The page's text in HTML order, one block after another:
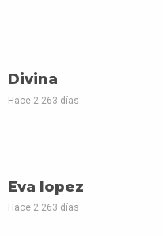
Divina
Hace 2.263 días
Eva lopez
Hace 2.263 días